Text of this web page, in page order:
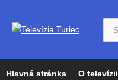
Hlavná stránka O televízii